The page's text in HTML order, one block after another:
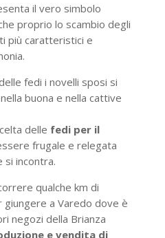
il vero simbolo
proprio lo scambio degli
più caratteristici e
fedi i novelli sposi si
buona e nella cattive
delle fedi per il
frugale e relegata
si incontra.
qualche km di
giungere a Varedo dove è
negozi della Brianza
e vendita di